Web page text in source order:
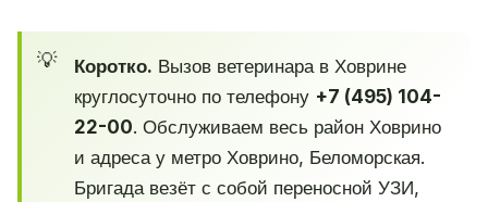
Коротко. Вызов ветеринара в Ховрине
круглосуточно по телефону +7 (495) 104-
22-00. Обслуживаем весь район Ховрино
и адреса у метро Ховрино, Беломорская.
Бригада везёт с собой переносной УЗИ,